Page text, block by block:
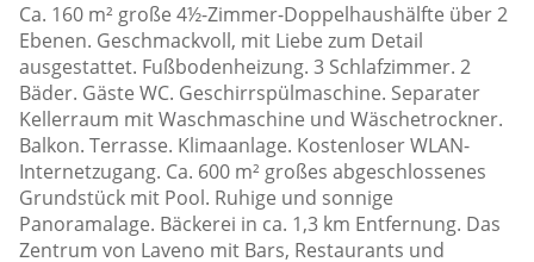
Ca. 160 m² große 4½-Zimmer-Doppelhaushälfte über 2
Ebenen. Geschmackvoll, mit Liebe zum Detail
ausgestattet. Fußbodenheizung. 3 Schlafzimmer. 2
Bäder. Gäste WC. Geschirrspülmaschine. Separater
Kellerraum mit Waschmaschine und Wäschetrockner.
Balkon. Terrasse. Klimaanlage. Kostenloser WLAN-
Internetzugang. Ca. 600 m² großes abgeschlossenes
Grundstück mit Pool. Ruhige und sonnige
Panoramalage. Bäckerei in ca. 1,3 km Entfernung. Das
Zentrum von Laveno mit Bars, Restaurants und